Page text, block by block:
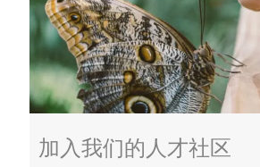
加入我们的人才社区